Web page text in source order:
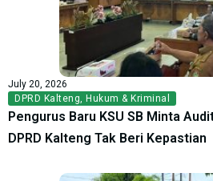
July 20, 2026
DPRD Kalteng, Hukum & Kriminal
Pengurus Baru KSU SB Minta
DPRD Kalteng Tak Beri Kepastian